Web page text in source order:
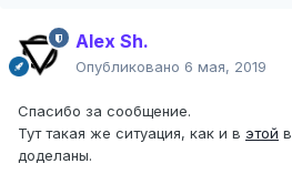
Alex Sh.
Опубликовано 6 мая, 2019
Спасибо за сообщение.
Тут такая же ситуация, как и в этой
доделаны.